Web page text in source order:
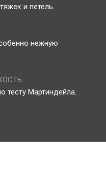
и петель.
нежную
тесту Мартиндейла.